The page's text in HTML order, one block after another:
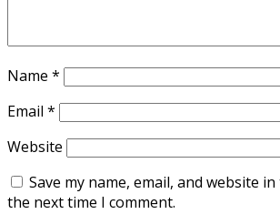
Name *
Email *
Website
Save my name, email, and website
the next time I comment.